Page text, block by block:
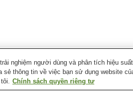
nghiệm người dùng và phân tích hiệu
sẻ thông tin về việc bạn sử dụng website
Chính sách quyền riêng tư